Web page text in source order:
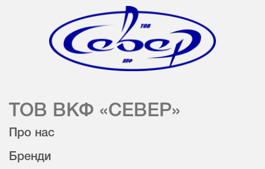
ТОВ ВКФ «СЕВЕР»
Про нас
Бренди